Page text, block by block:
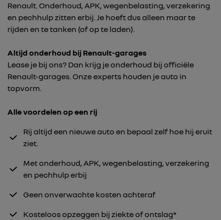
Renault. Onderhoud, APK, wegenbelasting, verzekering
en pechhulp zitten erbij. Je hoeft dus alleen maar te
rijden en te tanken (of op te laden).
Altijd onderhoud bij Renault-garages
Lease je bij ons? Dan krijg je onderhoud bij officiële
Renault-garages. Onze experts houden je auto in
topvorm.
Alle voordelen op een rij
Rij altijd een nieuwe auto en bepaal zelf hoe hij eruit
ziet.
Met onderhoud, APK, wegenbelasting, verzekering
en pechhulp erbij
Geen onverwachte kosten achteraf
Kosteloos opzeggen bij ziekte of ontslag*